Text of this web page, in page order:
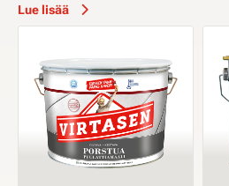
Lue lisää